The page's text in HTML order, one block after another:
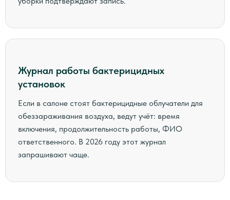
Журнал работы бактерицидных
установок
Если в салоне стоят бактерицидные облучатели для
обеззараживания воздуха, ведут учёт: время
включения, продолжительность работы, ФИО
ответственного. В 2026 году этот журнал
запрашивают чаще.